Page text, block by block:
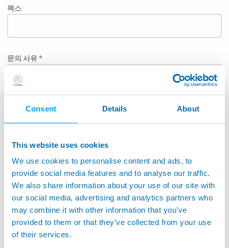
Consent Details About
This website uses cookies
We use cookies to personalise content and ads, to
provide social media features and to analyse our traffic.
We also share information about your use of our site with
our social media, advertising and analytics partners who
may combine it with other information that you’ve
provided to them or that they’ve collected from your use
of their services.
팩스
문의 사유 *
Subject
담당자에게 직접 메시지가 전달될 수 있도록 아래 목록에
서 응용 분야를 선택하여 주십시오.: *
항공우주
공작기계어플리케이션
공작기계 모니터링